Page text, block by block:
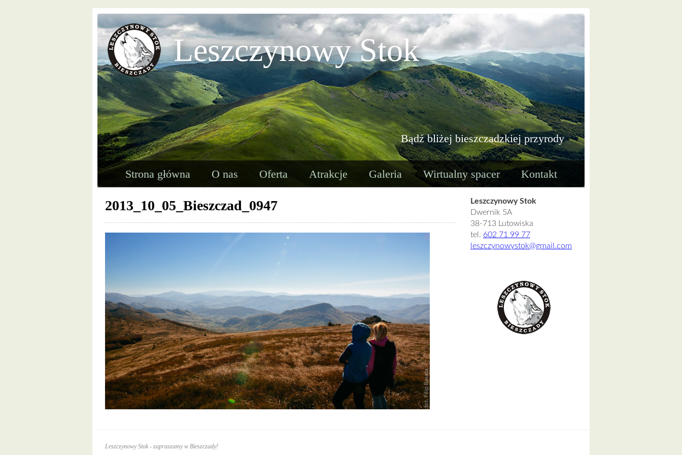
Leszczynowy Stok
Bądź bliżej bieszczadzkiej przyrody
Strona główna O nas Oferta Atrakcje Galeria Wirtualny spacer Kontakt
2013_10_05_Bieszczad_0947
Leszczynowy Stok
Dwernik 5A
38-713 Lutowiska
tel. 602 71 99 77
leszczynowystok@gmail.com
Leszczynowy Stok - zapraszamy w Bieszczady!